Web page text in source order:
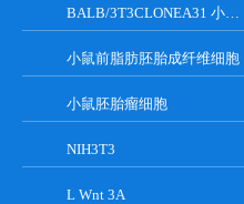
BALB/3T3CLONEA31 小鼠胚胎成纤维细胞
小鼠前脂肪胚胎成纤维细胞
小鼠胚胎瘤细胞
NIH3T3
L Wnt 3A